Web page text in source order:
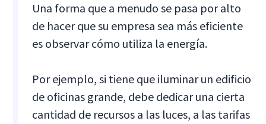
Una forma que a menudo se pasa por alto
de hacer que su empresa sea más eficiente
es observar cómo utiliza la energía.
Por ejemplo, si tiene que iluminar un edificio
de oficinas grande, debe dedicar una cierta
cantidad de recursos a las luces, a las tarifas